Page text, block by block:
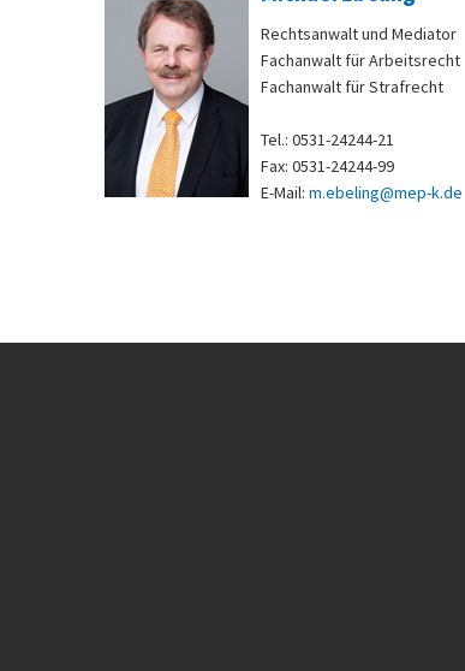
Rechtsanwalt und Mediator
Fachanwalt für Arbeitsrecht
Fachanwalt für Strafrecht
Tel.: 0531-24244-21
Fax: 0531-24244-99
E-Mail: m.ebeling@mep-k.de